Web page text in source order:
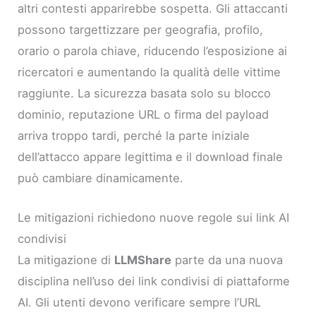
altri contesti apparirebbe sospetta. Gli attaccanti
possono targettizzare per geografia, profilo,
orario o parola chiave, riducendo l’esposizione ai
ricercatori e aumentando la qualità delle vittime
raggiunte. La sicurezza basata solo su blocco
dominio, reputazione URL o firma del payload
arriva troppo tardi, perché la parte iniziale
dell’attacco appare legittima e il download finale
può cambiare dinamicamente.
Le mitigazioni richiedono nuove regole sui link AI
condivisi
La mitigazione di LLMShare parte da una nuova
disciplina nell’uso dei link condivisi di piattaforme
AI. Gli utenti devono verificare sempre l’URL